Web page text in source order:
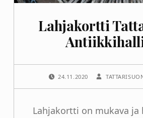
Lahjakortti
24.11.2020
Lahjakortti on mukava ja